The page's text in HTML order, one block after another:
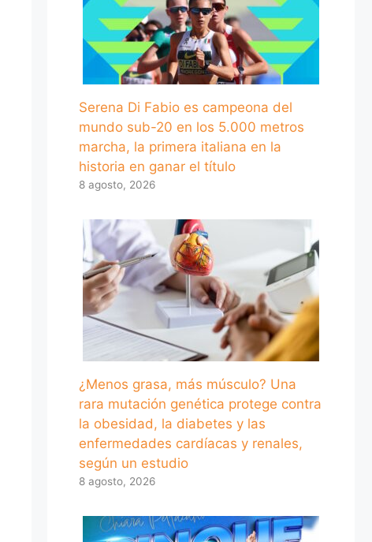
Serena Di Fabio es campeona del
mundo sub-20 en los 5.000 metros
marcha, la primera italiana en la
historia en ganar el título
8 agosto, 2026
¿Menos grasa, más músculo? Una
rara mutación genética protege contra
la obesidad, la diabetes y las
enfermedades cardíacas y renales,
según un estudio
8 agosto, 2026